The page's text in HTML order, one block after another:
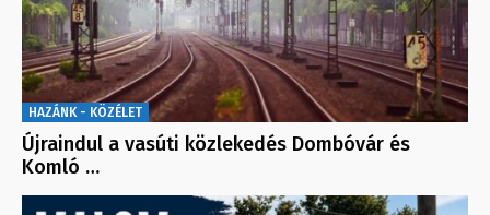
HAZÁNK - KÖZÉLET
Újraindul a vasúti közlekedés Dombóvár és
Komló …